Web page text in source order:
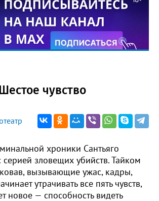
чувство
хроники Сантьяго
серией зловещих убийств. Тайком
вызывающие ужас, кадры,
утрачивать все пять чувств,
новое — способность видеть